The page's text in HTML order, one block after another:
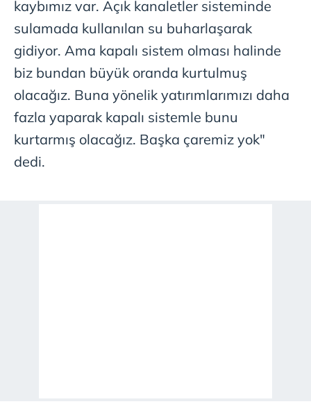
kaybımız var. Açık kanaletler sisteminde
sulamada kullanılan su buharlaşarak
gidiyor. Ama kapalı sistem olması halinde
biz bundan büyük oranda kurtulmuş
olacağız. Buna yönelik yatırımlarımızı daha
fazla yaparak kapalı sistemle bunu
kurtarmış olacağız. Başka çaremiz yok"
dedi.